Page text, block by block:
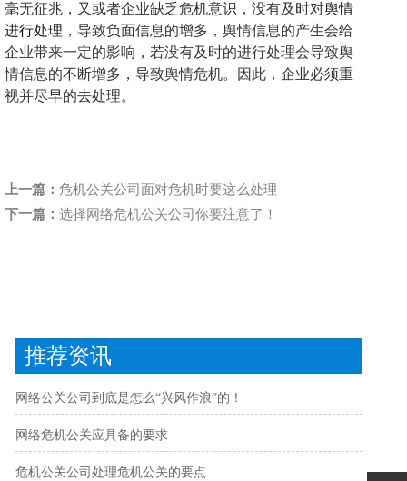
毫无征兆，又或者企业缺乏危机意识，没有及时对舆情
进行处理 ，导致负面信息的增多，舆情信息的产生会给
企业带来一定的影响，若没有及时的进行处理会导致舆
情信息的不断增多，导致舆情危机。因此，企业必须重
视并尽早的去处理。
上一篇： 危机公关公司面对危机时要这么处理
下一篇： 选择网络危机公关公司你要注意了！
推荐资讯
网络公关公司到底是怎么“兴风作浪”的！
网络危机公关应具备的要求
危机公关公司处理危机公关的要点